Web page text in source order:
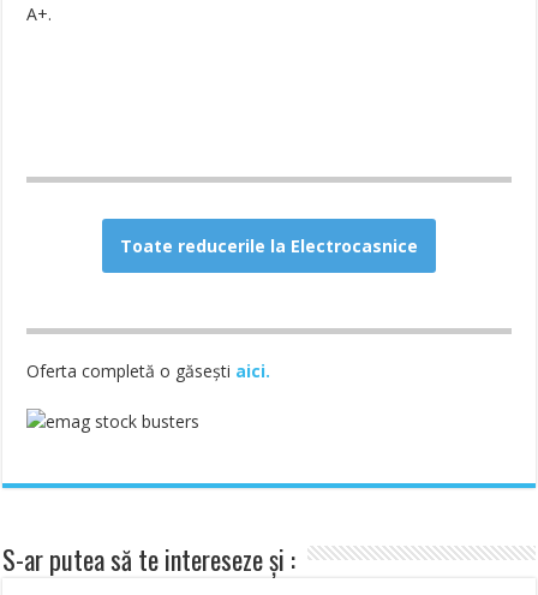
A+.
Toate reducerile la Electrocasnice
Oferta completă o găsești aici.
S-ar putea să te intereseze și :